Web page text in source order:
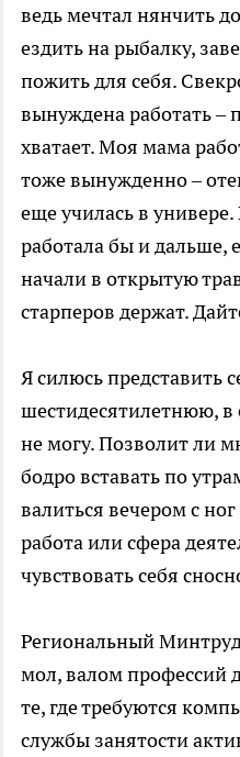
ведь мечтал нянчить
ездить на рыбалку,
пожить для себя.
вынуждена работать –
хватает. Моя мама
тоже вынужденно –
еще училась в
работала бы и дальше,
начали в открытую
старперов держат.
Я силюсь представить
шестидесятилетнюю, в
не могу. Позволит ли
бодро вставать по
валиться вечером с
работа или сфера
чувствовать себя
Региональный
мол, валом профессий
те, где требуются
службы занятости